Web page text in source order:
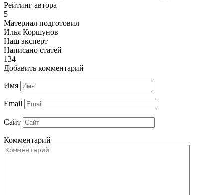
Рейтинг автора
5
Материал подготовил
Илья Коршунов
Наш эксперт
Написано статей
134
Добавить комментарий
Имя
Email
Сайт
Комментарий